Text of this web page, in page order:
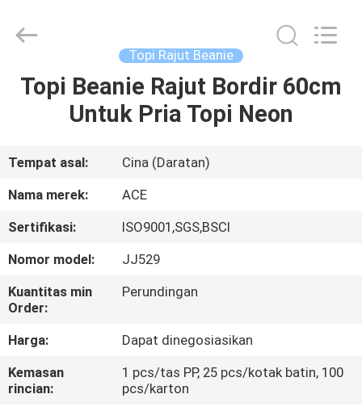
RUMAH
TENTANG
KAMI
TUR
PABRIK
KONTROL
KUALITAS
Reserved.
Topi Rajut Beanie
Topi Beanie Rajut Bordir 60cm
Untuk Pria Topi Neon
Tempat asal:
Cina (Daratan)
Nama merek:
ACE
Sertifikasi:
ISO9001,SGS,BSCI
Nomor model:
JJ529
Kuantitas min
Order:
Perundingan
Harga:
Dapat dinegosiasikan
Kemasan
rincian:
1 pcs/tas PP, 25 pcs/kotak batin, 100
pcs/karton